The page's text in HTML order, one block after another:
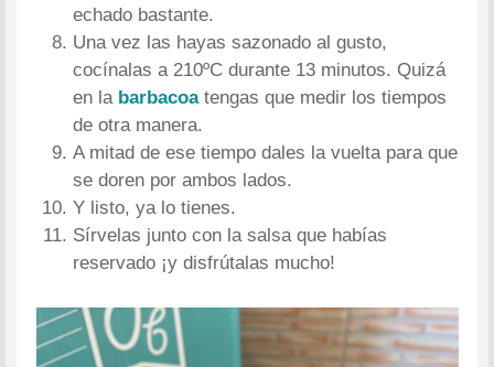
echado bastante.
Una vez las hayas sazonado al gusto,
cocínalas a 210ºC durante 13 minutos. Quizá
en la barbacoatengas que medir los tiempos
de otra manera.
A mitad de ese tiempo dales la vuelta para que
se doren por ambos lados.
Y listo, ya lo tienes.
Sírvelas junto con la salsa que habías
reservado ¡y disfrútalas mucho!